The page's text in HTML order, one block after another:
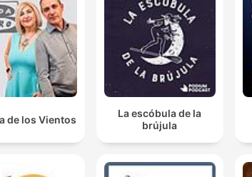
de los Vientos
La escóbula de la
brújula